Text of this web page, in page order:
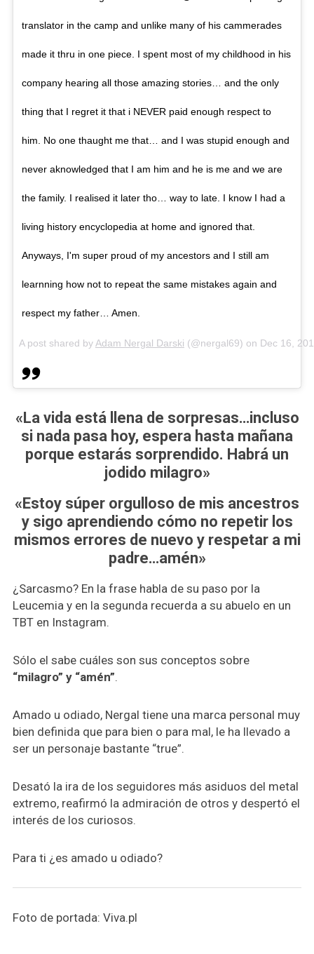
translator in the camp and unlike many of his cammerades
made it thru in one piece. I spent most of my childhood in his
company hearing all those amazing stories… and the only
thing that I regret it that i NEVER paid enough respect to
him. No one thaught me that… and I was stupid enough and
never aknowledged that I am him and he is me and we are
the family. I realised it later tho… way to late. I know I had a
living history encyclopedia at home and ignored that.
Anyways, I'm super proud of my ancestors and I still am
learnning how not to repeat the same mistakes again and
respect my father… Amen.
A post shared byAdam Nergal Darski (@nergal69) on Dec 16,
«La vida está llena de sorpresas…incluso
si nada pasa hoy, espera hasta mañana
porque estarás sorprendido. Habrá un
jodido milagro»
«Estoy súper orgulloso de mis ancestros
y sigo aprendiendo cómo no repetir los
mismos errores de nuevo y respetar a mi
padre…amén»
¿Sarcasmo? En la frase habla de su paso por la
Leucemia y en la segunda recuerda a su abuelo en un
TBT en Instagram.
Sólo el sabe cuáles son sus conceptos sobre
“milagro” y “amén”.
Amado u odiado, Nergal tiene una marca personal muy
bien definida que para bien o para mal, le ha llevado a
ser un personaje bastante “true”.
Desató la ira de los seguidores más asiduos del metal
extremo, reafirmó la admiración de otros y despertó el
interés de los curiosos.
Para ti ¿es amado u odiado?
Foto de portada: Viva.pl